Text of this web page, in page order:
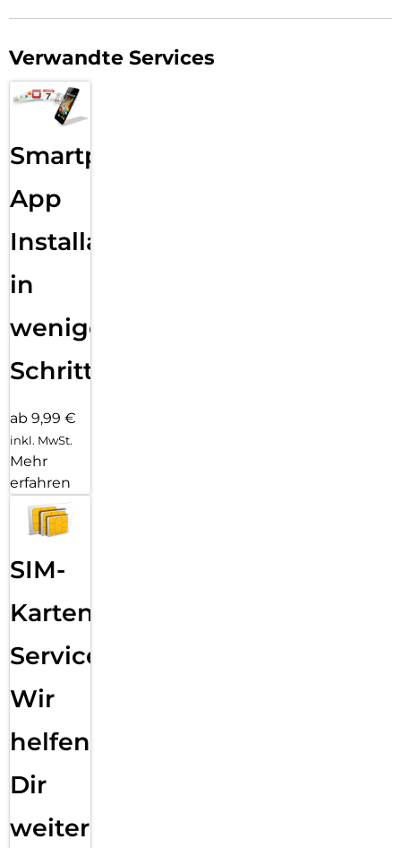
Verwandte Services
Smartphone
App
Installation
in
wenigen
Schritten
ab 9,99 €
inkl. MwSt.
Mehr
erfahren
SIM-
Karten
Service:
Wir
helfen
Dir
weiter